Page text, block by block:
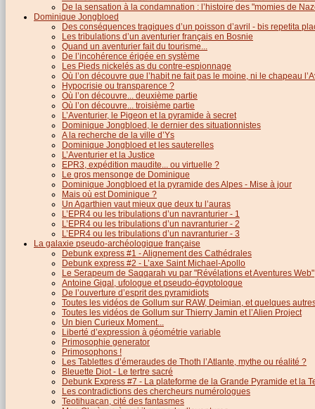
De la sensation à la condamnation : l’histoire des "momies de
Dominique Jongbloed
Des conséquences tragiques d’un poisson d’avril - bis repetita
Les tribulations d’un aventurier français en Bosnie
Quand un aventurier fait du tourisme...
De l’incohérence érigée en système
Les Pieds nickelés as du contre-espionnage
Où l’on découvre que l’habit ne fait pas le moine, ni le chapeau
Hypocrisie ou transparence ?
Où l’on découvre... deuxième partie
Où l’on découvre... troisième partie
L’Aventurier, le Pigeon et la pyramide à secret
Dominique Jongbloed, le dernier des situationnistes
A la recherche de la ville d’Ys
Dominique Jongbloed et les sauterelles
L’Aventurier et la Justice
EPR3, expédition maudite... ou virtuelle ?
Le gros mensonge de Dominique
Dominique Jongbloed et la pyramide des Alpes - Mise à jour
Mais où est Dominique ?
Un Agarthien vaut mieux que deux tu l’auras
L’EPR4 ou les tribulations d’un navranturier - 1
L’EPR4 ou les tribulations d’un navranturier - 2
L’EPR4 ou les tribulations d’un navranturier - 3
La galaxie pseudo-archéologique française
Debunk express #1 - Alignement des Cathédrales
Debunk express #2 - L’axe Saint Michael-Apollo
Le Serapeum de Saqqarah vu par "Révélations et Aventures Web"
Antoine Gigal, ufologue et pseudo-égyptologue
De l’ouverture d’esprit des pyramidiots
Toutes les vidéos de Gollum sur RAW, Deimian, et quelques
Toutes les vidéos de Gollum sur Thierry Jamin et l’Alien Project
Un bien Curieux Moment...
Liberté d’expression à géométrie variable
Primosophie generator
Primosophons !
Les Tablettes d’émeraudes de Thoth l’Atlante, mythe ou réalité ?
Bleuette Diot - Le tertre sacré
Debunk Express #7 - La plateforme de la Grande Pyramide et la
Les contradictions des chercheurs numérologues
Teotihuacan, cité des fantasmes